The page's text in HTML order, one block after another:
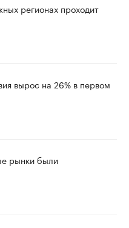
регионах проходит
вырос на 26% в первом
рынки были